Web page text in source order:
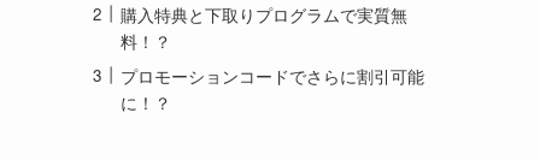
購入特典と下取りプログラムで実質無
料！？
プロモーションコードでさらに割引可能
に！？